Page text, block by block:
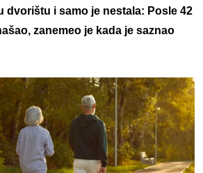
dvorištu i samo je nestala: Posle 42
zanemeo je kada je saznao